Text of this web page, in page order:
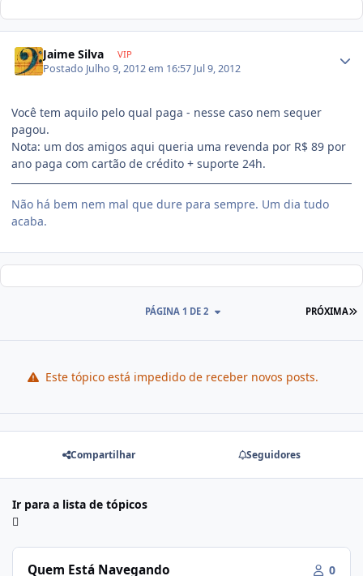
Jaime Silva VIP
Postado Julho 9, 2012 em 16:57 Jul 9, 2012
Você tem aquilo pelo qual paga - nesse caso nem sequer
pagou.
Nota: um dos amigos aqui queria uma revenda por R$ 89 por
ano paga com cartão de crédito + suporte 24h.
Não há bem nem mal que dure para sempre. Um dia tudo
acaba.
PRÓXIMA
PÁGINA 1 DE 2
Este tópico está impedido de receber novos posts.
Compartilhar Seguidores
Ir para a lista de tópicos
Quem Está Navegando 0